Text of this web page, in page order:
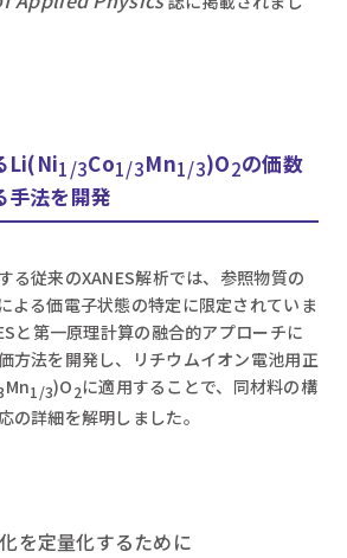
Li(Ni1/3Co1/3Mn1/3)O2の価数
手法を開発
る従来のXANES解析では、参照物質の
よる価電子状態の特定に限定されていま
と第一原理計算の融合的アプローチに
方法を開発し、リチウムイオン電池用正
Mn1/3)O2に適用することで、同材料の構
の詳細を解明しました。
を定量化するために